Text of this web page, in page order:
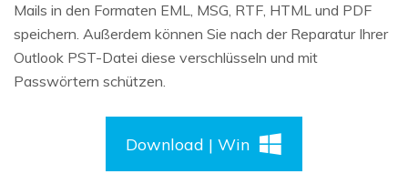
Mails in den Formaten EML, MSG, RTF, HTML und PDF
speichern. Außerdem können Sie nach der Reparatur Ihrer
Outlook PST-Datei diese verschlüsseln und mit
Passwörtern schützen.
Download | Win